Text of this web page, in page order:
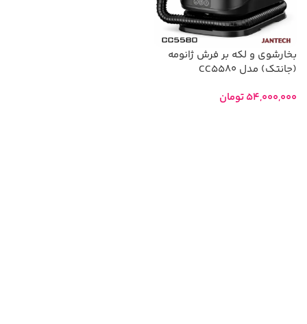
بخارشوی و لکه‌ بر فرش ژانومه
(جانتک) مدل CC5580
54,000,000تومان